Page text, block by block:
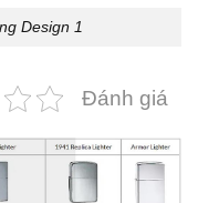
Design 1
Đánh giá